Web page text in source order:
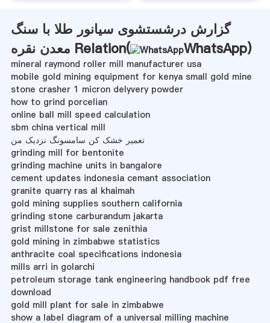
گزارش درشستشوی سیانور طلا با سنگ
معدن نقره Relation(
WhatsApp)
mineral raymond roller mill manufacturer usa
mobile gold mining equipment for kenya small gold mine
stone crasher 1 micron delyvery powder
how to grind porcelian
online ball mill speed calculation
sbm china vertical mill
تعمیر خشک کن سامسونگ نزدیک من
grinding mill for bentonite
grinding machine units in bangalore
cement updates indonesia cemant association
granite quarry ras al khaimah
gold mining supplies southern california
grinding stone carburandum jakarta
grist millstone for sale zenithia
gold mining in zimbabwe statistics
anthracite coal specifications indonesia
mills arri in golarchi
petroleum storage tank engineering handbook pdf free
download
gold mill plant for sale in zimbabwe
show a label diagram of a universal milling machine